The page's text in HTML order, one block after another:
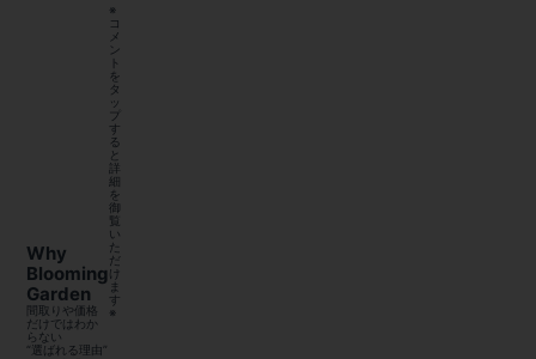
Why
Blooming
Garden
間取りや価格
だけではわか
らない
“選ばれる理由”
※
コ
メ
ン
ト
を
タ
ッ
プ
す
る
と
詳
細
を
御
覧
い
た
だ
け
ま
す
※